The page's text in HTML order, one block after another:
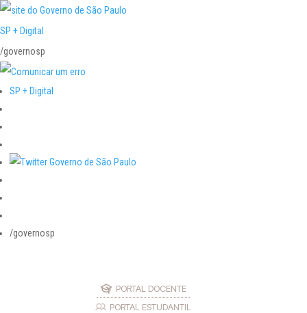
SP + Digital
/governosp
SP + Digital
/governosp
PORTAL DOCENTE
PORTAL ESTUDANTIL